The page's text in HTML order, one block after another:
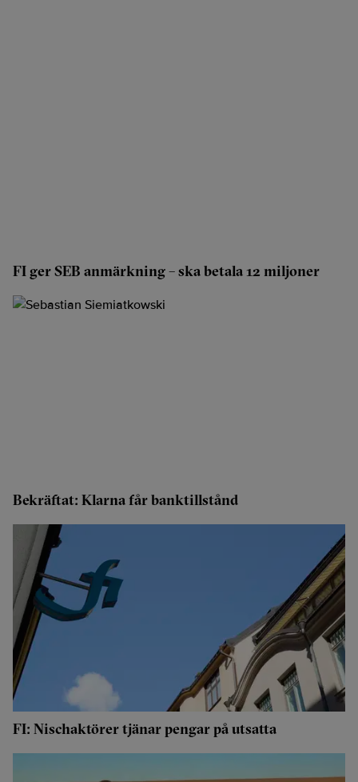
FI ger SEB anmärkning – ska betala 12 miljoner
Bekräftat: Klarna får banktillstånd
FI: Nischaktörer tjänar pengar på utsatta